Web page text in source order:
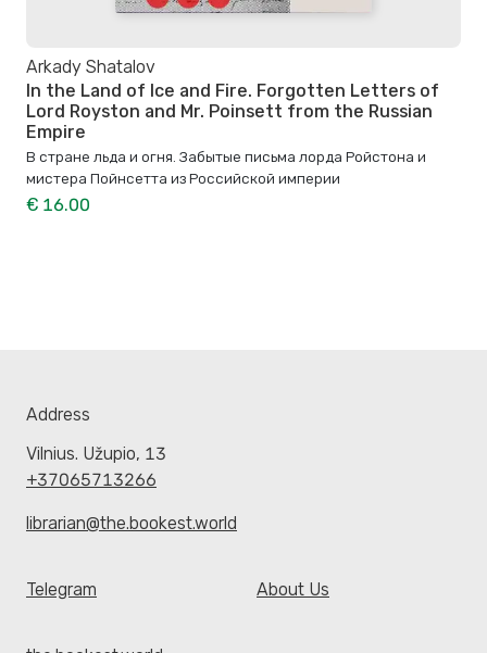
Arkady Shatalov
In the Land of Ice and Fire. Forgotten Letters of
Lord Royston and Mr. Poinsett from the Russian
Empire
В стране льда и огня. Забытые письма лорда Ройстона и
мистера Пойнсетта из Российской империи
€ 16.00
Address
Vilnius. Užupio, 13
+37065713266
librarian@the.bookest.world
Telegram About Us